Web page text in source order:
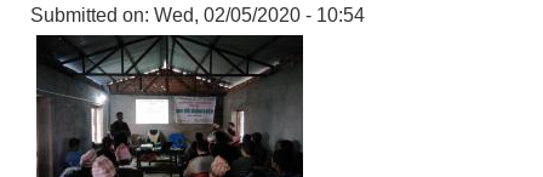
Submitted on: Wed, 02/05/2020 - 10:54